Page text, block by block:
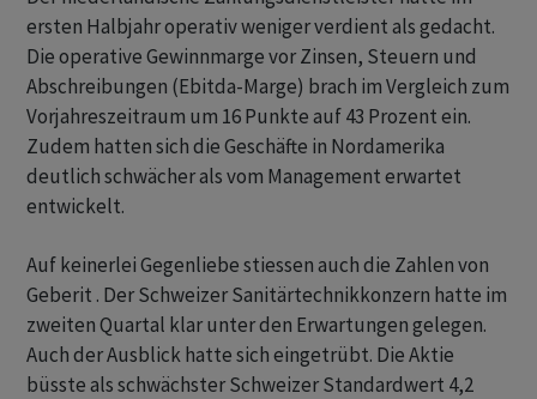
ersten Halbjahr operativ weniger verdient als gedacht.
Die operative Gewinnmarge vor Zinsen, Steuern und
Abschreibungen (Ebitda-Marge) brach im Vergleich zum
Vorjahreszeitraum um 16 Punkte auf 43 Prozent ein.
Zudem hatten sich die Geschäfte in Nordamerika
deutlich schwächer als vom Management erwartet
entwickelt.
Auf keinerlei Gegenliebe stiessen auch die Zahlen von
Geberit . Der Schweizer Sanitärtechnikkonzern hatte im
zweiten Quartal klar unter den Erwartungen gelegen.
Auch der Ausblick hatte sich eingetrübt. Die Aktie
büsste als schwächster Schweizer Standardwert 4,2